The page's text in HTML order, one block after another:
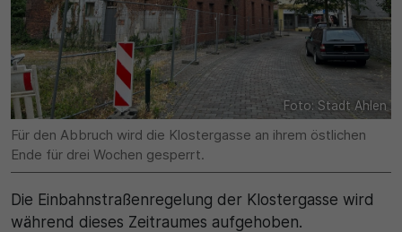
Foto: Stadt Ahlen
Für den Abbruch wird die Klostergasse an ihrem östlichen
Ende für drei Wochen gesperrt.
Die Einbahnstraßenregelung der Klostergasse wird
während dieses Zeitraumes aufgehoben.
Name
SgCookieOptin.lastPreferences
Anbieter
Cookie Consent / Ahlen
Laufzeit
1 Jahr
Matomo
Laufzeit
1 Jahr
Zweck
Wird für statistische Zwecke verwendet, um Details